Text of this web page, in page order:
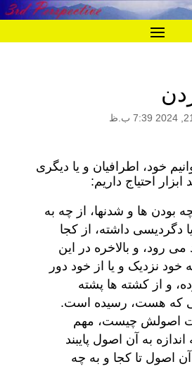
خود، اطرافیان و یا دیگری
احتیاج داریم:
بودن ها و شدنها، از چه به
دگردیسی داشته، از کجا
می رود، و بالاخره در این
خود نزدیک و یا از خود دور
و از کشته ها پشته
که هست، رسیده است.
اصولش چیست، مهم
به آن اصول پایبند
اصول تا کجا و به چه